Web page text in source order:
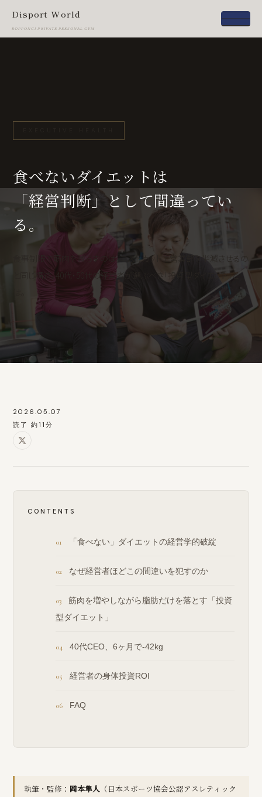
Disport World
ROPPONGI PRIVATE PERSONAL GYM
食べないダイエットは
「経営判断」として間違ってい
る。
食事制限で筋肉を減らすのは、コストカットで営業部を半減させるの
と同じ構造。40代・50代の経営者が選ぶべき「投資型ダイエット」と
2026.05.07
読了 約11分
CONTENTS
「食べない」ダイエットの経営学的破綻
なぜ経営者ほどこの間違いを犯すのか
筋肉を増やしながら脂肪だけを落とす「投資
型ダイエット」
40代CEO、6ヶ月で-42kg
経営者の身体投資ROI
FAQ
執筆・監修： 岡本隼人 （日本スポーツ協会公認アスレティック